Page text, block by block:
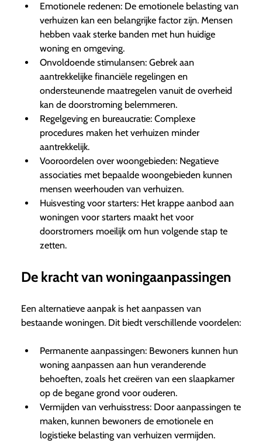
Emotionele redenen: De emotionele belasting van
verhuizen kan een belangrijke factor zijn. Mensen
hebben vaak sterke banden met hun huidige
woning en omgeving.
Onvoldoende stimulansen: Gebrek aan
aantrekkelijke financiële regelingen en
ondersteunende maatregelen vanuit de overheid
kan de doorstroming belemmeren.
Regelgeving en bureaucratie: Complexe
procedures maken het verhuizen minder
aantrekkelijk.
Vooroordelen over woongebieden: Negatieve
associaties met bepaalde woongebieden kunnen
mensen weerhouden van verhuizen.
Huisvesting voor starters: Het krappe aanbod aan
woningen voor starters maakt het voor
doorstromers moeilijk om hun volgende stap te
zetten.
De kracht van woningaanpassingen
Een alternatieve aanpak is het aanpassen van
bestaande woningen. Dit biedt verschillende voordelen:
Permanente aanpassingen: Bewoners kunnen hun
woning aanpassen aan hun veranderende
behoeften, zoals het creëren van een slaapkamer
op de begane grond voor ouderen.
Vermijden van verhuisstress: Door aanpassingen te
maken, kunnen bewoners de emotionele en
logistieke belasting van verhuizen vermijden.